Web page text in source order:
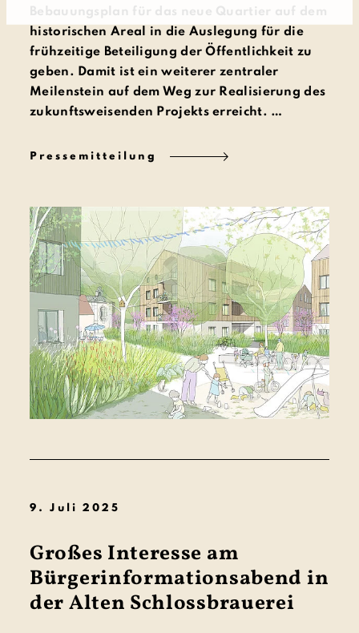
Bebauungsplan für das neue Quartier auf dem
historischen Areal in die Auslegung für die
frühzeitige Beteiligung der Öffentlichkeit zu
geben. Damit ist ein weiterer zentraler
Meilenstein auf dem Weg zur Realisierung des
zukunftsweisenden Projekts erreicht. …
Pressemitteilung
9. Juli 2025
Großes Interesse am
Bürgerinformationsabend in
der Alten Schlossbrauerei